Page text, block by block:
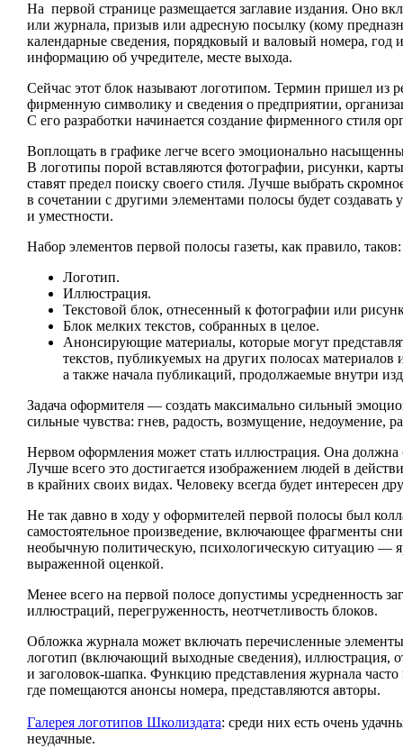
На первой странице размещается заглавие издания. Оно
или журнала, призыв или адресную посылку (кому
календарные сведения, порядковый и валовый номера, год
информацию об учредителе, месте выхода.
Сейчас этот блок называют логотипом. Термин пришел из
фирменную символику и сведения о предприятии,
С его разработки начинается создание фирменного стиля
Воплощать в графике легче всего эмоционально
В логотипы порой вставляются фотографии, рисунки,
ставят предел поиску своего стиля. Лучше выбрать
в сочетании с другими элементами полосы будет
и уместности.
Набор элементов первой полосы газеты, как правило, таков:
Логотип.
Иллюстрация.
Текстовой блок, отнесенный к фотографии или
Блок мелких текстов, собранных в целое.
Анонсирующие материалы, которые могут
текстов, публикуемых на других полосах
а также начала публикаций, продолжаемые внутри
Задача оформителя — создать максимально сильный
сильные чувства: гнев, радость, возмущение, недоумение,
Нервом оформления может стать иллюстрация. Она
Лучше всего это достигается изображением людей в
в крайних своих видах. Человеку всегда будет интересен
Не так давно в ходу у оформителей первой полосы был
самостоятельное произведение, включающее фрагменты
необычную политическую, психологическую ситуацию —
выраженной оценкой.
Менее всего на первой полосе допустимы усредненность
иллюстраций, перегруженность, неотчетливость блоков.
Обложка журнала может включать перечисленные
логотип (включающий выходные сведения), иллюстрация,
и заголовок-шапка. Функцию представления журнала часто
где помещаются анонсы номера, представляются авторы.
Галерея логотипов Школиздата: среди них есть очень
неудачные.